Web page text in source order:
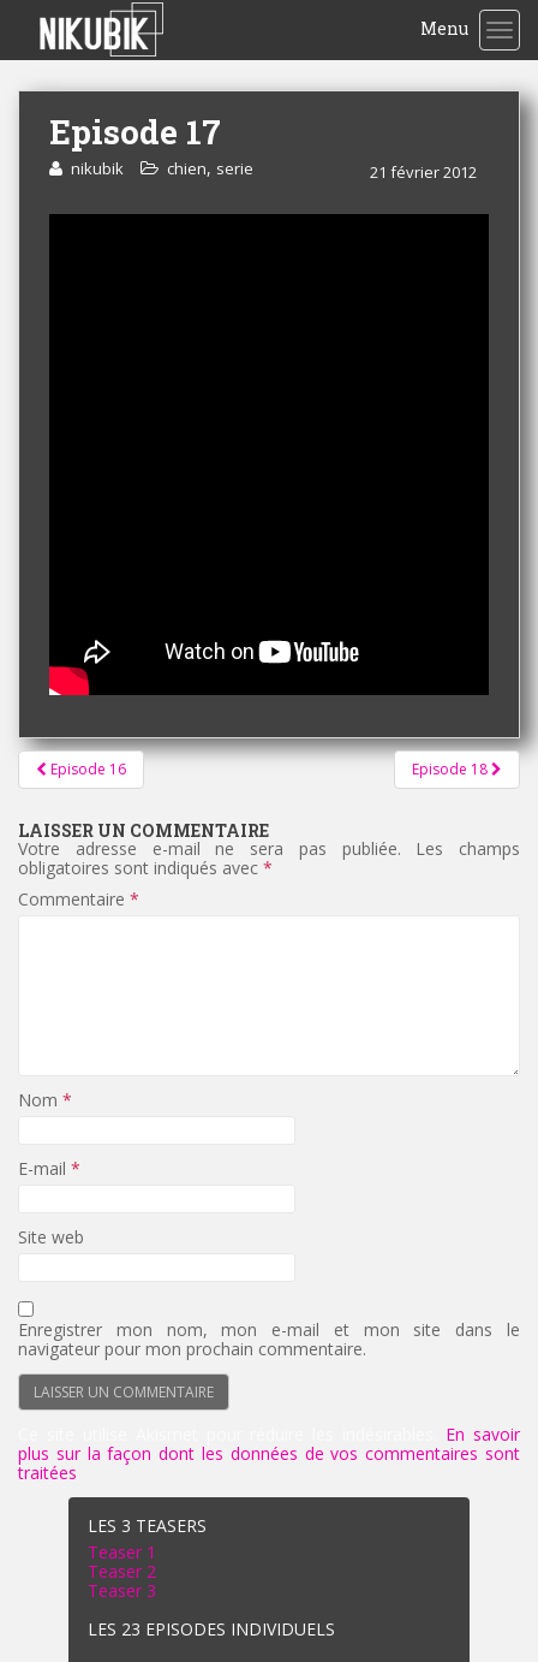
Menu
Episode 17
21 février 2012
nikubik chien, serie
Pagination
d'article
Episode 16 Episode 18
LAISSER UN COMMENTAIRE
Votre adresse e-mail ne sera pas publiée.
Les champs
obligatoires sont indiqués avec *
Commentaire *
Nom *
E-mail *
Site web
Enregistrer mon nom, mon e-mail et mon site dans le
navigateur pour mon prochain commentaire.
En savoir
plus sur la façon dont les données de vos commentaires sont
traitées
LES 3 TEASERS
Teaser 1
Teaser 2
Teaser 3
LES 23 EPISODES INDIVIDUELS